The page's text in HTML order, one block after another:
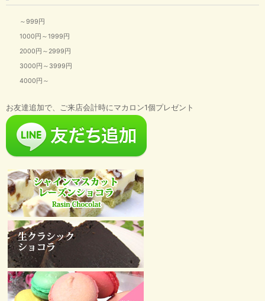
～999円
1000円～1999円
2000円～2999円
3000円～3999円
4000円～
お友達追加で、ご来店会計時にマカロン1個プレゼント